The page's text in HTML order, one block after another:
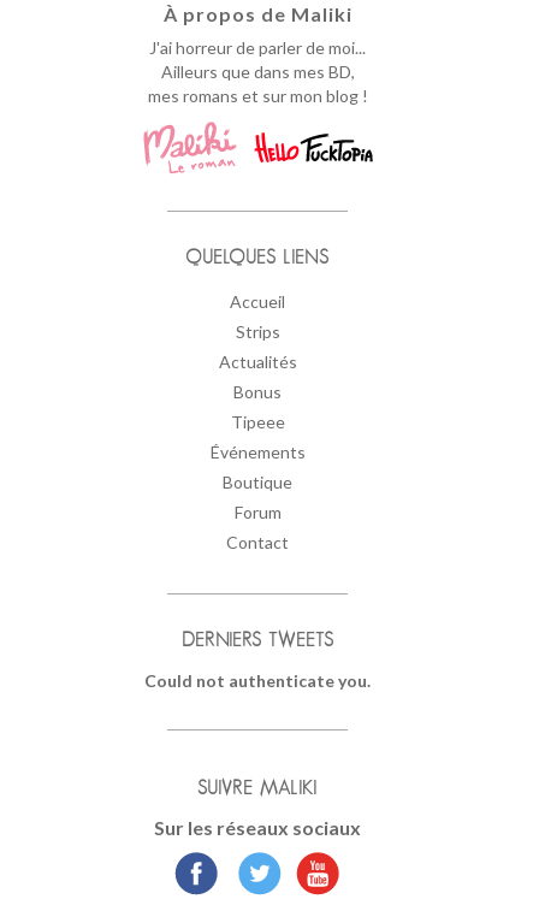
À propos de Maliki
J'ai horreur de parler de moi...
Ailleurs que dans mes BD,
mes romans et sur mon blog !
QUELQUES LIENS
Accueil
Strips
Actualités
Bonus
Tipeee
Événements
Boutique
Forum
Contact
DERNIERS TWEETS
Could not authenticate you.
SUIVRE MALIKI
Sur les réseaux sociaux